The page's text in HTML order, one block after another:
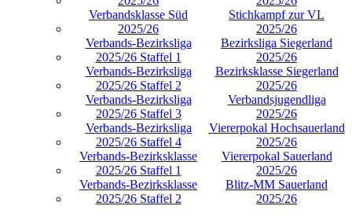
Verbandsklasse Süd
2025/26
Stichkampf zur VL
2025/26
Verbands-Bezirksliga
2025/26 Staffel 1
Bezirksliga Siegerland
2025/26
Verbands-Bezirksliga
2025/26 Staffel 2
Bezirksklasse Siegerland
2025/26
Verbands-Bezirksliga
2025/26 Staffel 3
Verbandsjugendliga
2025/26
Verbands-Bezirksliga
2025/26 Staffel 4
Viererpokal Hochsauerland
2025/26
Verbands-Bezirksklasse
2025/26 Staffel 1
Viererpokal Sauerland
2025/26
Verbands-Bezirksklasse
2025/26 Staffel 2
Blitz-MM Sauerland
2025/26